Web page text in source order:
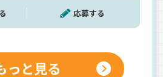
応募する
っと見る